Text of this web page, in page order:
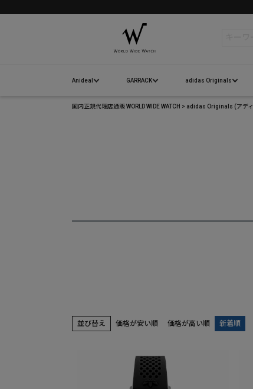
Anideal GARRACK adidas Originals
国内正規代理店通販 WORLD WIDE WATCH adidas Originals (アデ
並び替え 価格が安い順 価格が高い順 新着順